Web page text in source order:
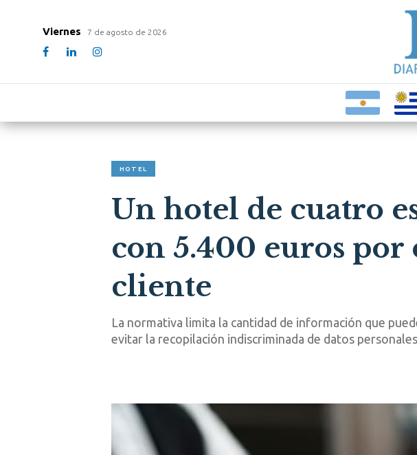
Viernes 7 de agosto de 2026
HOTEL
Un hotel de cuatro
con 5.400 euros por
cliente
La normativa limita la cantidad de información que
evitar la recopilación indiscriminada de datos personales